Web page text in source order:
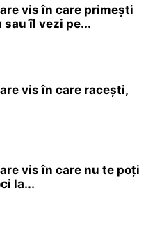
vis în care primești
sau îl vezi pe...
vis în care racești,
vis în care nu te poți
la...